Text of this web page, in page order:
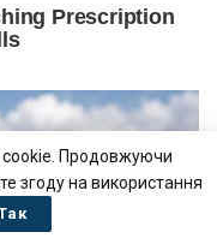
cookie. Продовжуючи
згоду на використання